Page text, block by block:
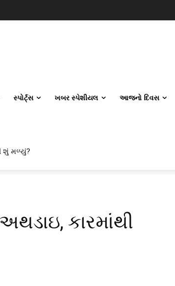
સ્પોર્ટ્સ ખબર સ્પેશીયલ આજનો દિવસ
પસંદ કરી રહ્યા છે? IITનો ટ્રેન્ડ બદલાઈ ગયો છે
શું મળ્યું?
કારમાંથી